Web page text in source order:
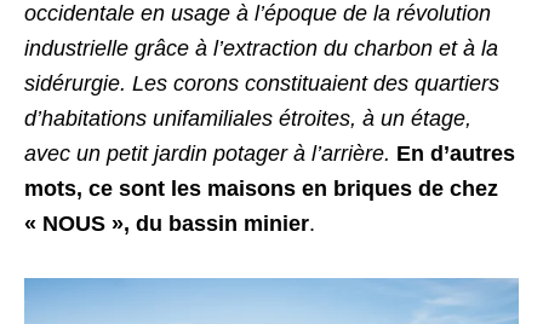
occidentale en usage à l’époque de la révolution
industrielle grâce à l’extraction du charbon et à la
sidérurgie. Les corons constituaient des quartiers
d’habitations unifamiliales étroites, à un étage,
avec un petit jardin potager à l’arrière. En d’autres
mots, ce sont les maisons en briques de chez
« NOUS », du bassin minier.